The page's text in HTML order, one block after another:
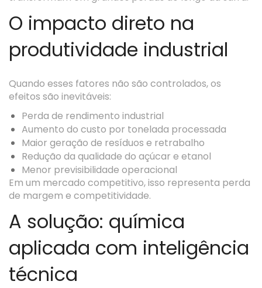
O impacto direto na
produtividade industrial
Quando esses fatores não são controlados, os
efeitos são inevitáveis:
Perda de rendimento industrial
Aumento do custo por tonelada processada
Maior geração de resíduos e retrabalho
Redução da qualidade do açúcar e etanol
Menor previsibilidade operacional
Em um mercado competitivo, isso representa perda
de margem e competitividade.
A solução: química
aplicada com inteligência
técnica